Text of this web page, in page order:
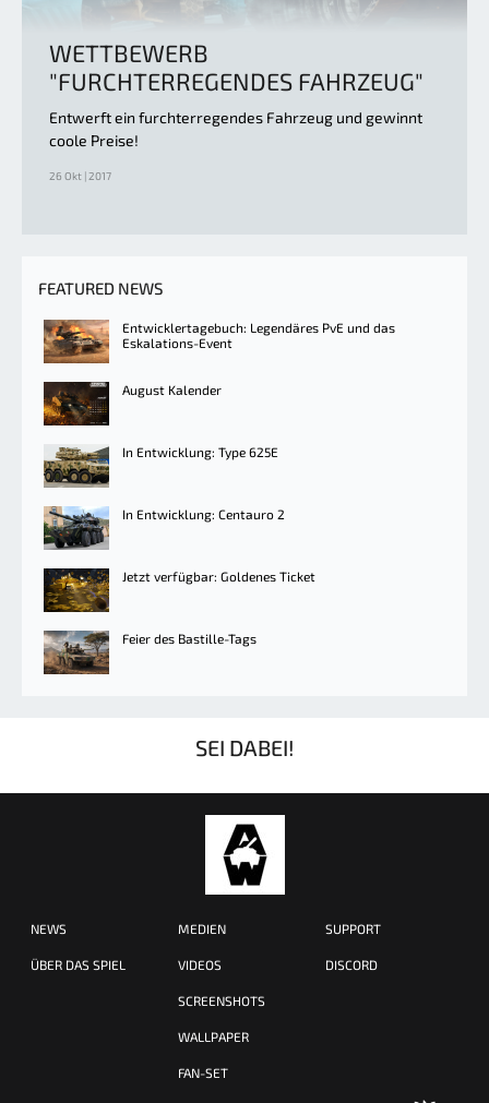
WETTBEWERB
"FURCHTERREGENDES FAHRZEUG"
Entwerft ein furchterregendes Fahrzeug und gewinnt
coole Preise!
26 Okt | 2017
FEATURED NEWS
Entwicklertagebuch: Legendäres PvE und das
Eskalations-Event
August Kalender
In Entwicklung: Type 625E
In Entwicklung: Centauro 2
Jetzt verfügbar: Goldenes Ticket
Feier des Bastille-Tags
SEI DABEI!
NEWS
ÜBER DAS SPIEL
MEDIEN
VIDEOS
SCREENSHOTS
WALLPAPER
FAN-SET
SUPPORT
DISCORD